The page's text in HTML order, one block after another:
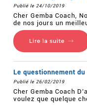
Publié le 24/10/2019
Cher Gemba Coach,
de nos jours un
Lire la suite
Le questionnement du
Publié le 26/02/2019
Cher Gemba Coach
voulez que quelque